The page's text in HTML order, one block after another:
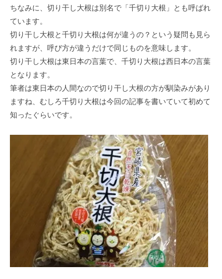
ちなみに、切り干し大根は別名で「千切り大根」とも呼ばれ
ています。
切り干し大根と千切り大根は何が違うの？という疑問も見ら
れますが、呼び方が違うだけで同じものを意味します。
切り干し大根は東日本の言葉で、千切り大根は西日本の言葉
となります。
筆者は東日本の人間なので切り干し大根の方が馴染みがあり
ますね、むしろ千切り大根は今回の記事を書いていて初めて
知ったぐらいです。